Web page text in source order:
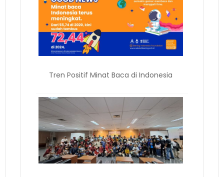
Tren Positif Minat Baca di Indonesia